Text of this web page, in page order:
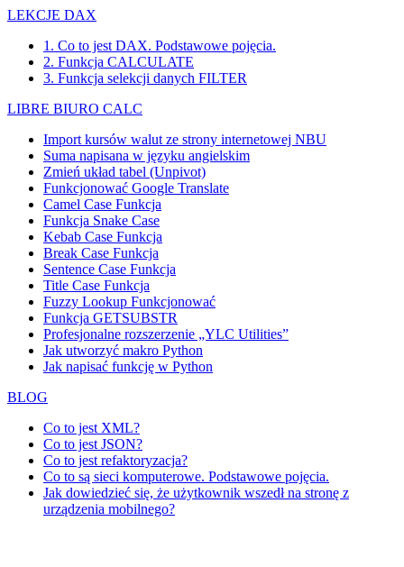
LEKCJE DAX
1. Co to jest DAX. Podstawowe pojęcia.
2. Funkcja CALCULATE
3. Funkcja selekcji danych FILTER
LIBRE BIURO CALC
Import kursów walut ze strony internetowej NBU
Suma napisana w języku angielskim
Zmień układ tabel (Unpivot)
Funkcjonować Google Translate
Camel Case Funkcja
Funkcja Snake Case
Kebab Case Funkcja
Break Case Funkcja
Sentence Case Funkcja
Title Case Funkcja
Fuzzy Lookup Funkcjonować
Funkcja GETSUBSTR
Profesjonalne rozszerzenie „YLC Utilities”
Jak utworzyć makro Python
Jak napisać funkcję w Python
BLOG
Co to jest XML?
Co to jest JSON?
Co to jest refaktoryzacja?
Co to są sieci komputerowe. Podstawowe pojęcia.
Jak dowiedzieć się, że użytkownik wszedł na stronę z
urządzenia mobilnego?